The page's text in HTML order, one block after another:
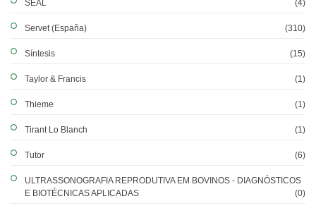
SEAL (4)
Servet (España) (310)
Síntesis (15)
Taylor & Francis (1)
Thieme (1)
Tirant Lo Blanch (1)
Tutor (6)
ULTRASSONOGRAFIA REPRODUTIVA EM BOVINOS - DIAGNÓSTICOS
E BIOTÉCNICAS APLICADAS
(0)